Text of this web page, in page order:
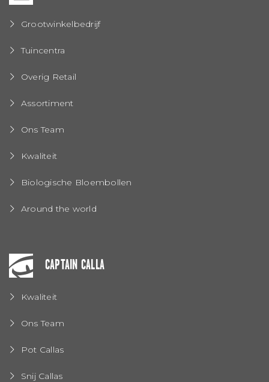
Grootwinkelbedrijf
Tuincentra
Overig Retail
Assortiment
Ons Team
Kwaliteit
Biologische Bloembollen
Around the world
CAPTAIN CALLA
Kwaliteit
Ons Team
Pot Callas
Snij Callas